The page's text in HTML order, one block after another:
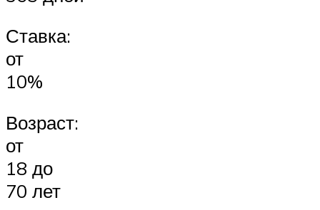
Ставка:
от
10%
Возраст:
от
18 до
70 лет